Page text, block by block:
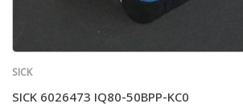
SICK
SICK 6026473 IQ80-50BPP-KC0